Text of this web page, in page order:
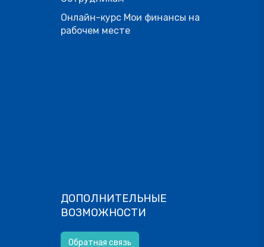
Онлайн-курс Мои финансы на
рабочем месте
ДОПОЛНИТЕЛЬНЫЕ
ВОЗМОЖНОСТИ
Обратная связь